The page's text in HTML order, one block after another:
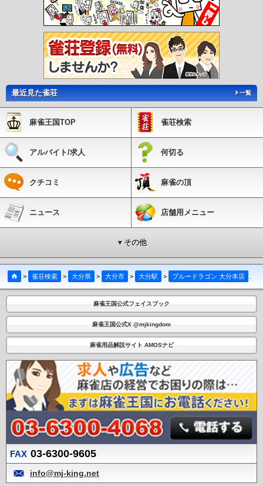
最近見た雀荘 一覧
麻雀王国TOP 雀荘検索
アルバイト/求人 何切る
クチコミ 麻雀の頂
ニュース 店舗用メニュー
▼その他
> 雀荘検索 > 大分県 > 大分市 > 大分駅 > ブルードラゴン 大分本店
麻雀王国公式フェイスブック
麻雀王国公式X @mjkingdom
麻雀用品解説サイト AMOSナビ
FAX 03-6300-9605
info@mj-king.net